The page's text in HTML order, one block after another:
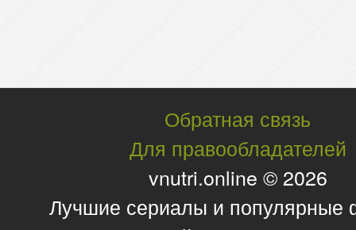
Обратная связь
Для правообладателей
vnutri.online © 2026
Лучшие сериалы и